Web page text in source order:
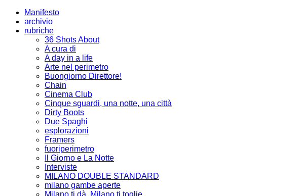
Manifesto
archivio
rubriche
36 Shots About
A cura di
A day in a life
Arte nel perimetro
Buongiorno Direttore!
Chain
Cinema Club
Cinque sguardi, una notte, una città
Dirty Boots
Due Spaghi
esplorazioni
Framers
fuoriperimetro
Il Giorno e La Notte
Interviste
MILANO DOUBLE STANDARD
milano gambe aperte
Milano ti dà, Milano ti toglie